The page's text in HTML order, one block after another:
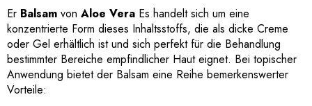
Er Balsam von Aloe Vera Es handelt sich um eine
konzentrierte Form dieses Inhaltsstoffs, die als dicke Creme
oder Gel erhältlich ist und sich perfekt für die Behandlung
bestimmter Bereiche empfindlicher Haut eignet. Bei topischer
Anwendung bietet der Balsam eine Reihe bemerkenswerter
Vorteile: